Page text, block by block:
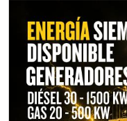
Aplicar al
Empresa en
Requiere: